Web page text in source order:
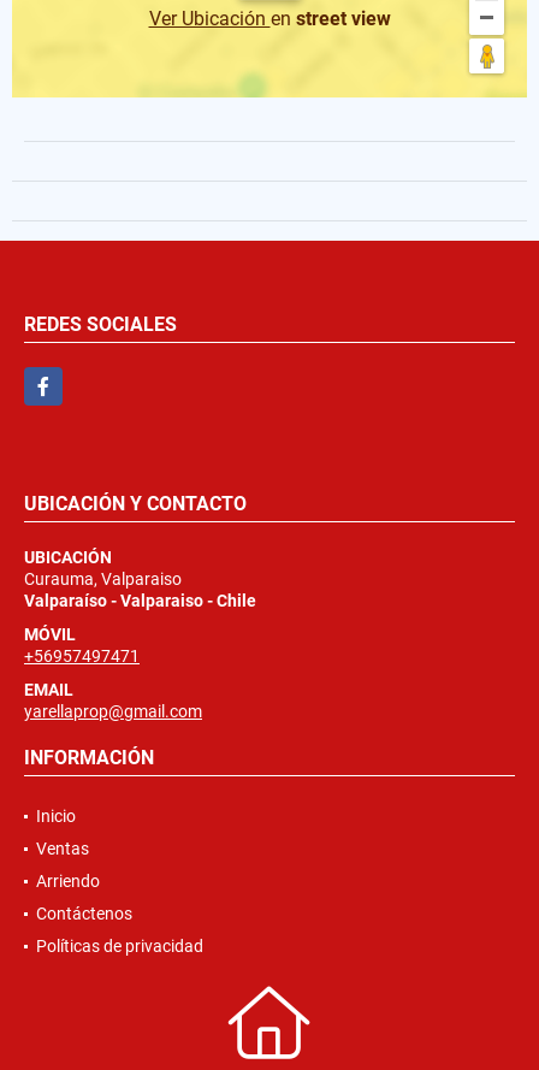
Ver Ubicación en street view
REDES SOCIALES
Facebook
UBICACIÓN Y CONTACTO
UBICACIÓN
Curauma, Valparaiso
Valparaíso - Valparaiso - Chile
MÓVIL
+56957497471
EMAIL
yarellaprop@gmail.com
INFORMACIÓN
Inicio
Ventas
Arriendo
Contáctenos
Políticas de privacidad